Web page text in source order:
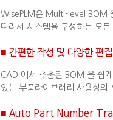
WisePLM은 Multi-level BOM
따라서 시스템을 구성하는 모
■ 간편한 작성 및 다양한 편
CAD 에서 추출된 BOM 을 쉽
있는 부품라이브러리 사용상의
■ Auto Part Number